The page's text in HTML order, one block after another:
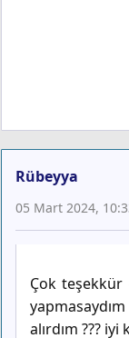
Rübeyya
05 Mart 2024,
Çok teşekkür
alırdım ??? iyi